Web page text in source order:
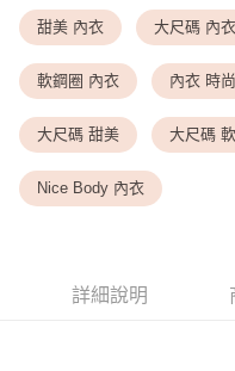
<無合作配送請勿選取>萊爾
<無合作配送請勿選取>付款
每筆NT$9,999
7-11取貨付款
每筆NT$80，滿NT$1,500(含
每筆NT$80，滿NT$1,500(
甜美 內衣 大尺碼 內衣
軟鋼圈 內衣 內衣 時尚
大尺碼 甜美 大尺碼
Nice Body 內衣
詳細說明